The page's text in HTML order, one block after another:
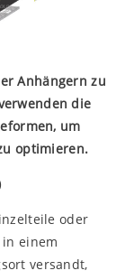
Anhängern zu
die
um
optimieren.
oder
einem
versandt,